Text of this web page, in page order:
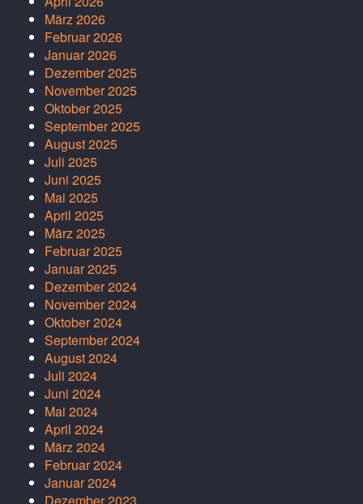
März 2026
Februar 2026
Januar 2026
Dezember 2025
November 2025
Oktober 2025
September 2025
August 2025
Juli 2025
Juni 2025
Mai 2025
April 2025
März 2025
Februar 2025
Januar 2025
Dezember 2024
November 2024
Oktober 2024
September 2024
August 2024
Juli 2024
Juni 2024
Mai 2024
April 2024
März 2024
Februar 2024
Januar 2024